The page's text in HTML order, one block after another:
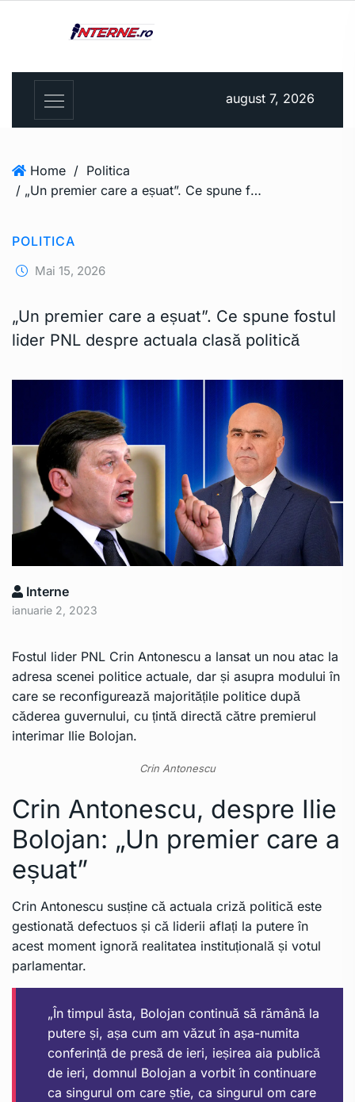
august 7, 2026
Home / Politica
/ „Un premier care a eșuat”. Ce spune fostul lider PNL despre actuala clasă politică
POLITICA
Mai 15, 2026
„Un premier care a eșuat”. Ce spune fostul
lider PNL despre actuala clasă politică
Interne
ianuarie 2, 2023
Fostul lider PNL Crin Antonescu a lansat un nou atac la
adresa scenei politice actuale, dar și asupra modului în
care se reconfigurează majoritățile politice după
căderea guvernului, cu țintă directă către premierul
interimar Ilie Bolojan.
Crin Antonescu
Crin Antonescu, despre Ilie
Bolojan: „Un premier care a
eșuat”
Crin Antonescu susține că actuala criză politică este
gestionată defectuos și că liderii aflați la putere în
acest moment ignoră realitatea instituțională și votul
parlamentar.
„În timpul ăsta, Bolojan continuă să rămână la
putere și, așa cum am văzut în așa-numita
conferință de presă de ieri, ieșirea aia publică
de ieri, domnul Bolojan a vorbit în continuare
ca singurul om care știe, ca singurul om care